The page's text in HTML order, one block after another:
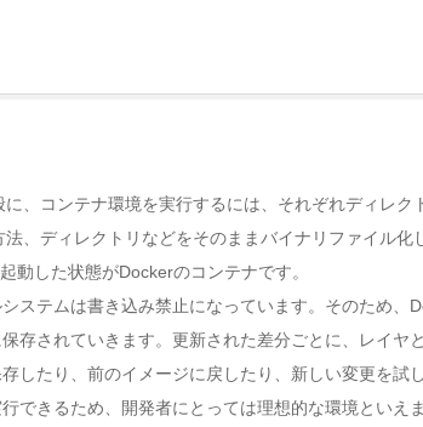
、コンテナ環境を実行するには、それぞれディレク
、ディレクトリなどをそのままバイナリファイル化
動した状態がDockerのコンテナです。
ステムは書き込み禁止になっています。そのため、
されていきます。更新された差分ごとに、レイヤ
したり、前のイメージに戻したり、新しい変更を試
きるため、開発者にとっては理想的な環境といえ